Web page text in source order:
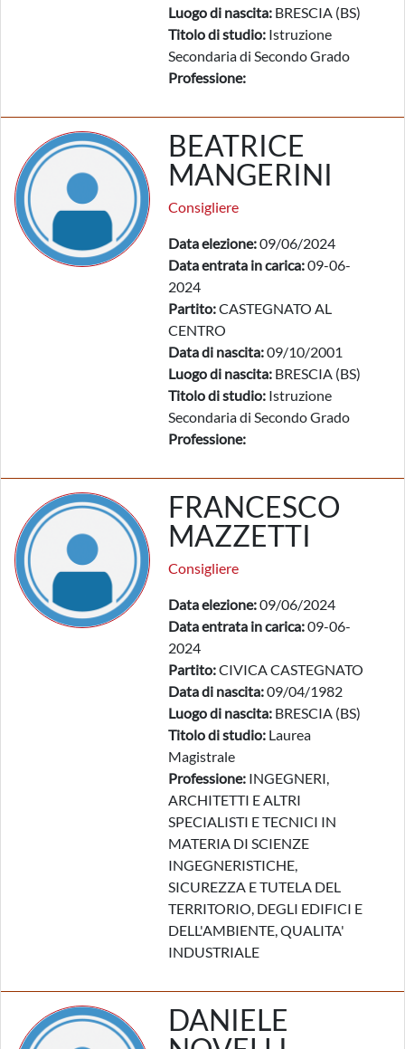
Luogo di nascita: BRESCIA (BS)
Titolo di studio: Istruzione
Secondaria di Secondo Grado
Professione:
BEATRICE
MANGERINI
Consigliere
Data elezione:09/06/2024
Data entrata in carica:09-06-
2024
Partito:CASTEGNATO AL
CENTRO
Data di nascita:09/10/2001
Luogo di nascita: BRESCIA (BS)
Titolo di studio: Istruzione
Secondaria di Secondo Grado
Professione:
FRANCESCO
MAZZETTI
Consigliere
Data elezione:09/06/2024
Data entrata in carica:09-06-
2024
Partito:CIVICA CASTEGNATO
Data di nascita:09/04/1982
Luogo di nascita: BRESCIA (BS)
Titolo di studio: Laurea
Magistrale
Professione: INGEGNERI,
ARCHITETTI E ALTRI
SPECIALISTI E TECNICI IN
MATERIA DI SCIENZE
INGEGNERISTICHE,
SICUREZZA E TUTELA DEL
TERRITORIO, DEGLI EDIFICI E
DELL'AMBIENTE, QUALITA'
INDUSTRIALE
DANIELE